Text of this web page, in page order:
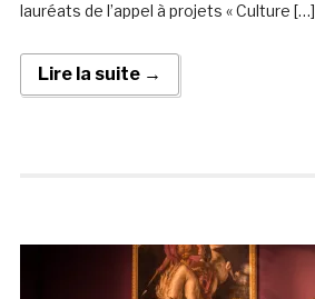
lauréats de l’appel à projets « Culture […]
Lire la suite →